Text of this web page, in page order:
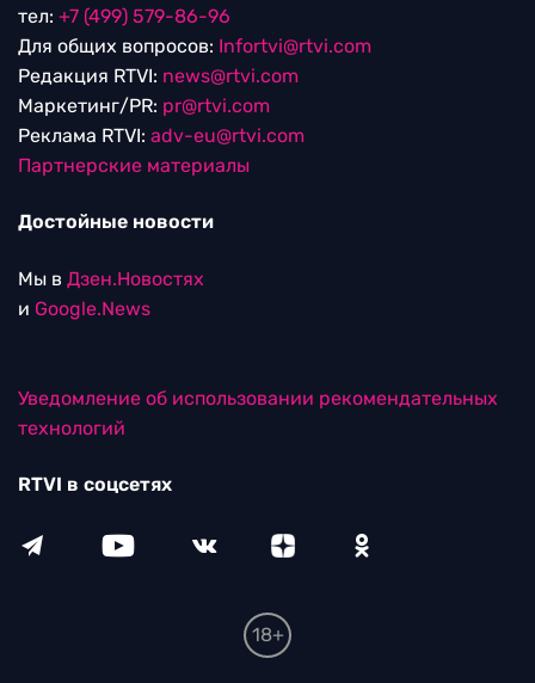
тел: +7 (499) 579-86-96
Для общих вопросов: Infortvi@rtvi.com
Редакция RTVI: news@rtvi.com
Маркетинг/PR: pr@rtvi.com
Реклама RTVI: adv-eu@rtvi.com
Партнерские материалы
Достойные новости
Мы в Дзен.Новостях
и Google.News
Уведомление об использовании рекомендательных
технологий
RTVI в соцсетях
18+